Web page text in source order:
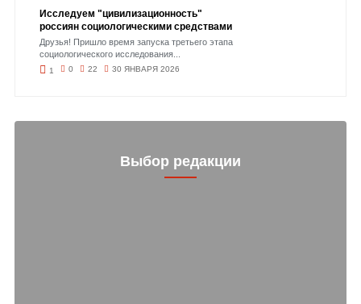
Исследуем "цивилизационность"
россиян социологическими средствами
Друзья! Пришло время запуска третьего этапа
социологического исследования...
1 0 22 30 ЯНВАРЯ 2026
Выбор редакции